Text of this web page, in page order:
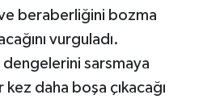
ve beraberliğini bozma
vurguladı.
dengelerini sarsmaya
daha boşa çıkacağı